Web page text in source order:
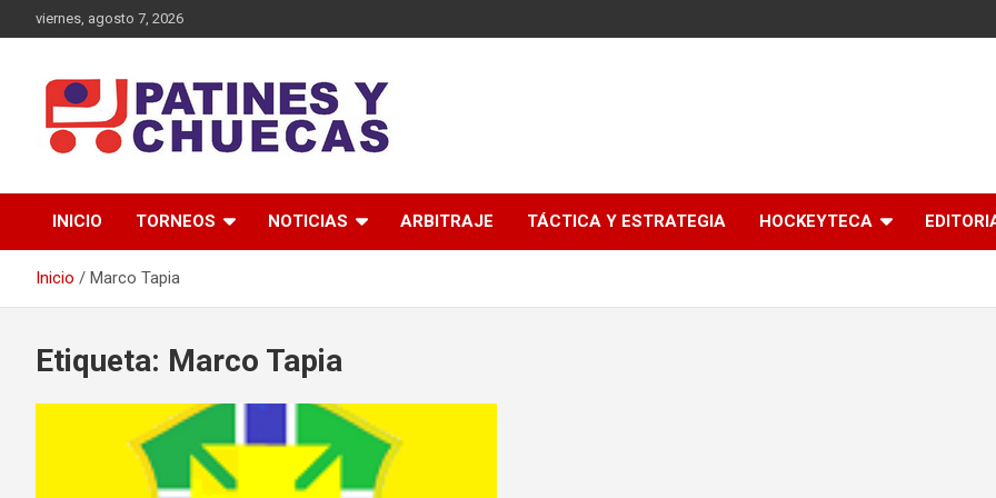
al
viernes, agosto 7, 2026
Patines y Chuecas
INICIO TORNEOS NOTICIAS ARBITRAJE TÁCTICA Y ESTRATEGIA HOCKEYTECA
Inicio Marco Tapia
Etiqueta: Marco Tapia